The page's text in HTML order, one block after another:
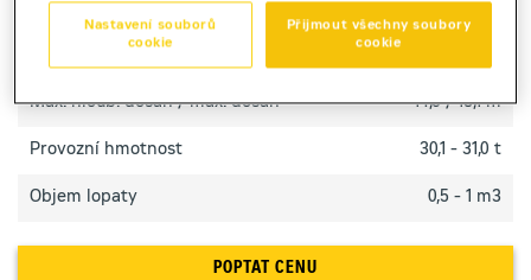
Max. hloub. dosah / max. dosah 14,6 / 18,1 m
Provozní hmotnost 30,1 - 31,0 t
Objem lopaty 0,5 - 1 m3
POPTAT CENU
Přijmout všechny soubory
cookie
Nastavení souborů
cookie